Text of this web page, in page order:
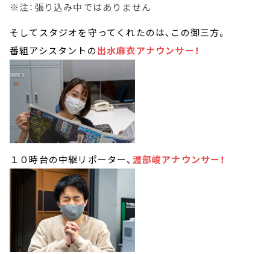
※注：張り込み中ではありません
そしてスタジオを守ってくれたのは、この御三方。
番組アシスタントの出水麻衣アナウンサー！
１０時台の中継リポーター、 渡部峻アナウンサー！